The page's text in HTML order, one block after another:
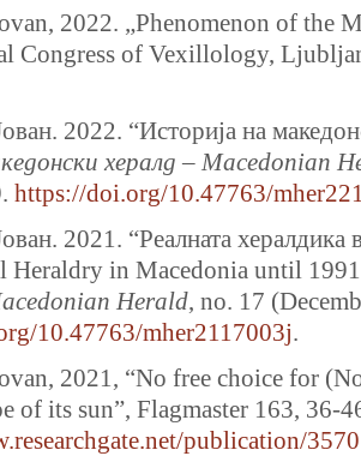
2022. „Phenomenon of the
Congress of Vexillology,
2022. “Историја на
хералд – Macedonian
https://doi.org/10.47763/
2021. “Реалната
Heraldry in Macedonia until
Herald, no. 17
10.47763/mher2117003j.
2021, “No free choice for
of its sun”, Flagmaster 163, 36-
publication/